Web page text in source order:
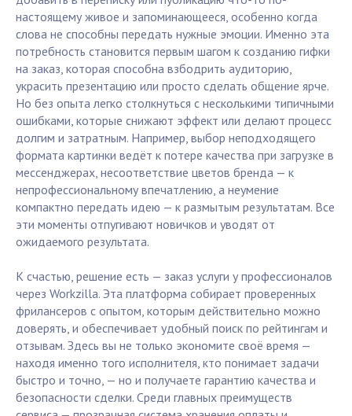
настоящему живое и запоминающееся, особенно когда
слова не способны передать нужные эмоции. Именно эта
потребность становится первым шагом к созданию гифки
на заказ, которая способна взбодрить аудиторию,
украсить презентацию или просто сделать общение ярче.
Но без опыта легко столкнуться с несколькими типичными
ошибками, которые снижают эффект или делают процесс
долгим и затратным. Например, выбор неподходящего
формата картинки ведёт к потере качества при загрузке в
мессенджерах, несоответствие цветов бренда — к
непрофессиональному впечатлению, а неумение
компактно передать идею — к размытым результатам. Все
эти моменты отпугивают новичков и уводят от
ожидаемого результата.
К счастью, решение есть — заказ услуги у профессионалов
через Workzilla. Эта платформа собирает проверенных
фрилансеров с опытом, которым действительно можно
доверять, и обеспечивает удобный поиск по рейтингам и
отзывам. Здесь вы не только экономите своё время —
находя именно того исполнителя, кто понимает задачи
быстро и точно, — но и получаете гарантию качества и
безопасности сделки. Среди главных преимуществ